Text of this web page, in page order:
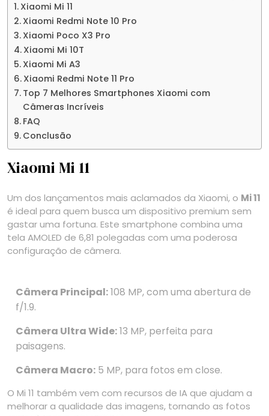
Xiaomi Mi 11
Xiaomi Redmi Note 10 Pro
Xiaomi Poco X3 Pro
Xiaomi Mi 10T
Xiaomi Mi A3
Xiaomi Redmi Note 11 Pro
Top 7 Melhores Smartphones Xiaomi com
Câmeras Incríveis
FAQ
Conclusão
Xiaomi Mi 11
Um dos lançamentos mais aclamados da Xiaomi, o Mi 11
é ideal para quem busca um dispositivo premium sem
gastar uma fortuna. Este smartphone combina uma
tela AMOLED de 6,81 polegadas com uma poderosa
configuração de câmera.
Câmera Principal:108 MP, com uma abertura de
f/1.9.
Câmera Ultra Wide:13 MP, perfeita para
paisagens.
Câmera Macro: 5 MP, para fotos em close.
O Mi 11 também vem com recursos de IA que ajudam a
melhorar a qualidade das imagens, tornando as fotos